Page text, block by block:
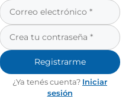
Registrarme
¿Ya tenés cuenta? Iniciar
sesión